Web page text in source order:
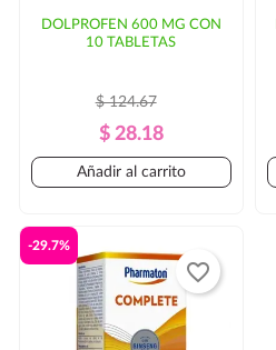
DOLPROFEN 600 MG CON
10 TABLETAS
Precio
Regular
$ 124.67
Precio
$ 28.18
Añadir al carrito
-29.7%
favorite_border